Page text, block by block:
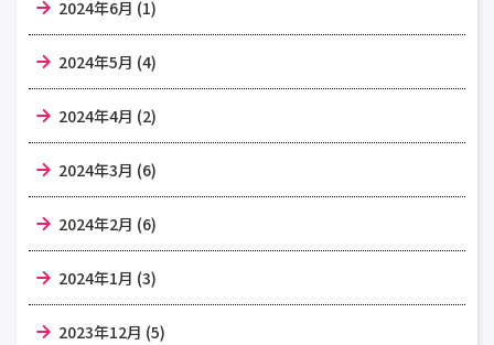
2024年6月 (1)
2024年5月 (4)
2024年4月 (2)
2024年3月 (6)
2024年2月 (6)
2024年1月 (3)
2023年12月 (5)